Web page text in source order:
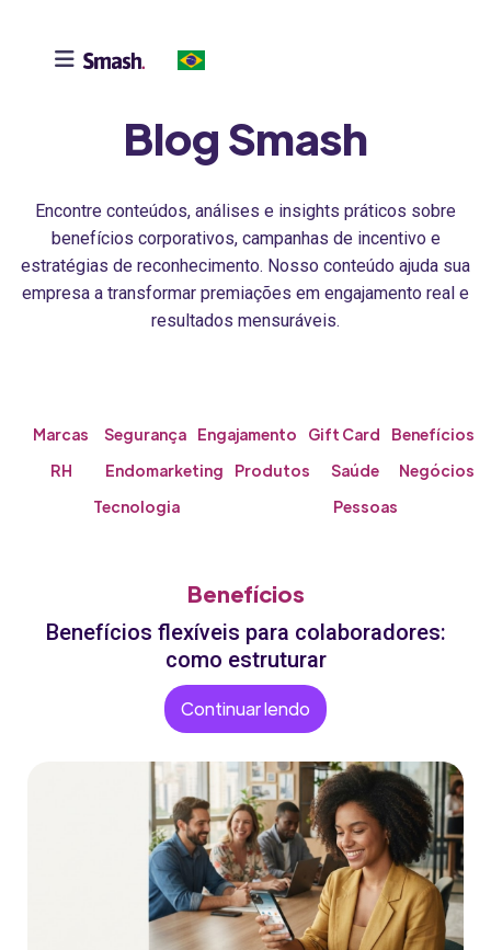

Blog Smash
Encontre conteúdos, análises e insights práticos sobre
benefícios corporativos, campanhas de incentivo e
estratégias de reconhecimento. Nosso conteúdo ajuda sua
empresa a transformar premiações em engajamento real e
resultados mensuráveis.
Marcas Segurança Engajamento Gift Card
Benefícios
RH
Endomarketing Produtos Saúde
Negócios
Tecnologia
Pessoas
Benefícios
Benefícios flexíveis para colaboradores:
como estruturar
Continuar lendo